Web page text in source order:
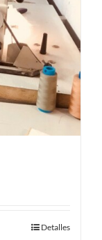
Detalles